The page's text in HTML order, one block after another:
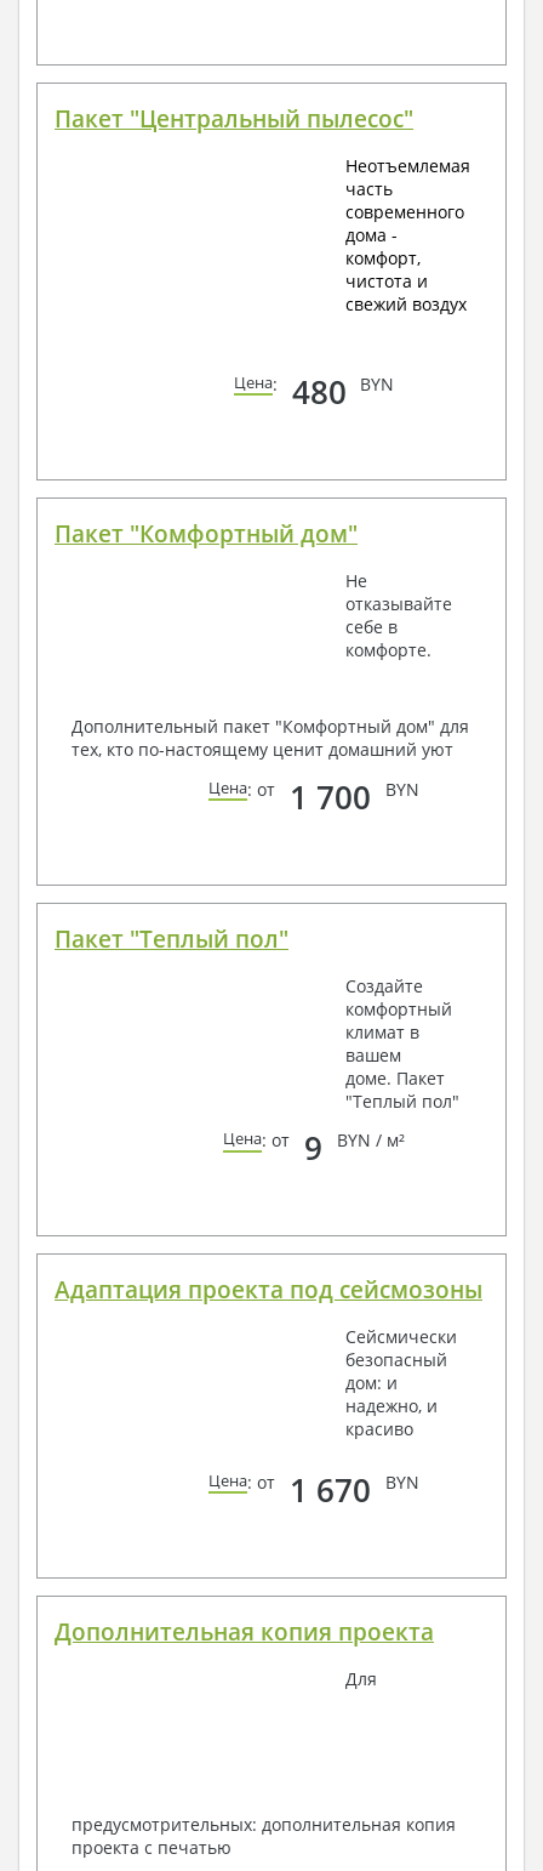
Пакет "Центральный пылесос"
Неотъемлемая
часть
современного
дома -
комфорт,
чистота и
свежий воздух
Цена: 480 BYN
Пакет "Комфортный дом"
Не
отказывайте
себе в
комфорте.
Дополнительный пакет "Комфортный дом" для
тех, кто по-настоящему ценит домашний уют
Цена: от 1 700 BYN
Пакет "Теплый пол"
Создайте
комфортный
климат в
вашем
доме. Пакет
"Теплый пол"
Цена: от 9 BYN / м²
Адаптация проекта под сейсмозоны
Сейсмически
безопасный
дом: и
надежно, и
красиво
Цена: от 1 670 BYN
Дополнительная копия проекта
Для
предусмотрительных: дополнительная копия
проекта с печатью